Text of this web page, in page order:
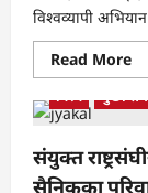
विश्वव्यापी
Read More
दुई
२८
विश्व मुख्य
संयुक्त
सैनिकका